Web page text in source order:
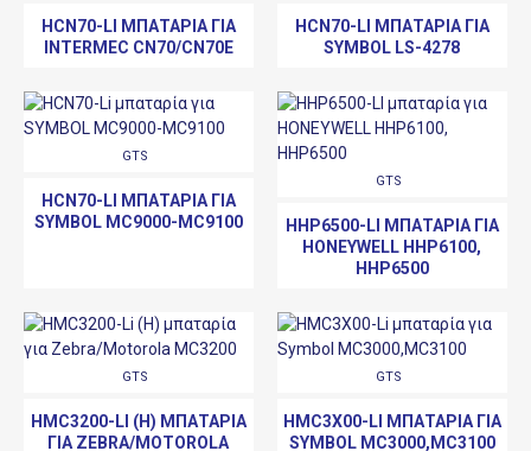
HCN70-LI ΜΠΑΤΑΡΊΑ ΓΙΑ
INTERMEC CN70/CN70E
HCN70-LI ΜΠΑΤΑΡΊΑ ΓΙΑ
SYMBOL LS-4278
GTS
HCN70-LI ΜΠΑΤΑΡΊΑ ΓΙΑ
SYMBOL MC9000-MC9100
GTS
HHP6500-LI ΜΠΑΤΑΡΊΑ ΓΙΑ
HONEYWELL HHP6100,
HHP6500
GTS
HMC3200-LI (H) ΜΠΑΤΑΡΊΑ
ΓΙΑ ZEBRA/MOTOROLA
GTS
HMC3X00-LI ΜΠΑΤΑΡΊΑ ΓΙΑ
SYMBOL MC3000,MC3100